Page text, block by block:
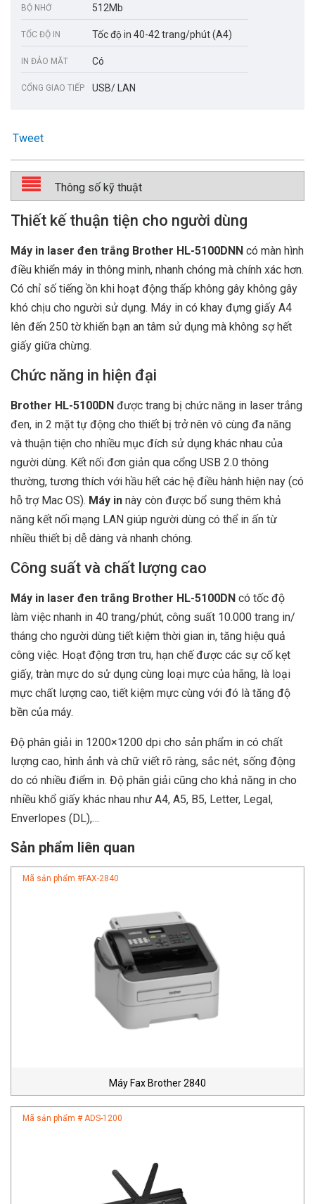
BỘ NHỚ 512Mb
TỐC ĐỘ IN Tốc độ in 40-42 trang/phút (A4)
IN ĐẢO MẶT Có
CỔNG GIAO TIẾP USB/ LAN
Tweet
Thông số kỹ thuật
Thiết kế thuận tiện cho người dùng
Máy in laser đen trắng Brother HL-5100DNN có màn hình
điều khiển máy in thông minh, nhanh chóng mà chính xác hơn.
Có chỉ số tiếng ồn khi hoạt động thấp không gây không gây
khó chịu cho người sử dụng. Máy in có khay đựng giấy A4
lên đến 250 tờ khiến bạn an tâm sử dụng mà không sợ hết
giấy giữa chừng.
Chức năng in hiện đại
Brother HL-5100DN được trang bị chức năng in laser trắng
đen, in 2 mặt tự động cho thiết bị trở nên vô cùng đa năng
và thuận tiện cho nhiều mục đích sử dụng khác nhau của
người dùng. Kết nối đơn giản qua cổng USB 2.0 thông
thường, tương thích với hầu hết các hệ điều hành hiện nay (có
hỗ trợ Mac OS). Máy in này còn được bổ sung thêm khả
năng kết nối mạng LAN giúp người dùng có thể in ấn từ
nhiều thiết bị dễ dàng và nhanh chóng.
Công suất và chất lượng cao
Máy in laser đen trắng Brother HL-5100DN có tốc độ
làm việc nhanh in 40 trang/phút, công suất 10.000 trang in/
tháng cho người dùng tiết kiệm thời gian in, tăng hiệu quả
công việc. Hoạt động trơn tru, hạn chế được các sự cố kẹt
giấy, tràn mực do sử dụng cùng loại mực của hãng, là loại
mực chất lượng cao, tiết kiệm mực cùng với đó là tăng độ
bền của máy.
Độ phân giải in 1200×1200 dpi cho sản phẩm in có chất
lượng cao, hình ảnh và chữ viết rõ ràng, sắc nét, sống động
do có nhiều điểm in. Độ phân giải cũng cho khả năng in cho
nhiều khổ giấy khác nhau như A4, A5, B5, Letter, Legal,
Enverlopes (DL),…
Sản phẩm liên quan
Mã sản phẩm #FAX-2840
Máy Fax Brother 2840
Mã sản phẩm #ADS-1200